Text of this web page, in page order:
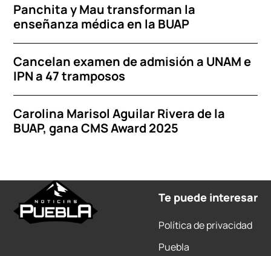
Panchita y Mau transforman la
enseñanza médica en la BUAP
Cancelan examen de admisión a UNAM e
IPN a 47 tramposos
Carolina Marisol Aguilar Rivera de la
BUAP, gana CMS Award 2025
Te puede interesar
Política de privacidad
Puebla